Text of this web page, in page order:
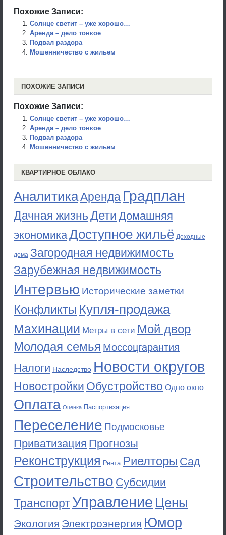
Похожие Записи:
Солнце светит – уже хорошо…
Аренда – дело тонкое
Подвал раздора
Мошенничество с жильем
ПОХОЖИЕ ЗАПИСИ
Похожие Записи:
Солнце светит – уже хорошо…
Аренда – дело тонкое
Подвал раздора
Мошенничество с жильем
КВАРТИРНОЕ ОБЛАКО
АналитикаАренда Градплан
Дачная жизньДети Домашняя
экономикаДоступное жильё Доходные
дома Загородная недвижимость
Зарубежная недвижимость
Интервью Исторические заметки
Конфликты Купля-продажа
Махинации Метры в сети Мой двор
Молодая семья Моссоцгарантия
Налоги Наследство Новости округов
Новостройки Обустройство Одно окно
Оплата Оценка Паспортизация
Переселение Подмосковье
Приватизация Прогнозы
Реконструкция Рента Риелторы Сад
Строительство Субсидии
ТранспортУправление Цены
Экология Электроэнергия Юмор